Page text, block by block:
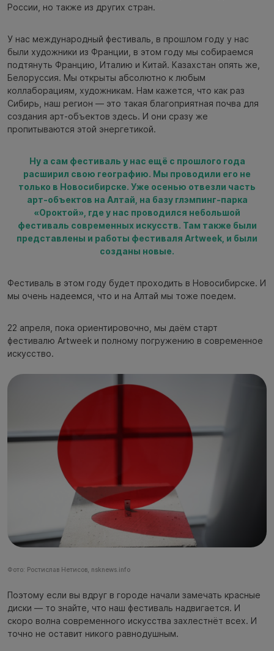
России, но также из других стран.
У нас международный фестиваль, в прошлом году у нас
были художники из Франции, в этом году мы собираемся
подтянуть Францию, Италию и Китай. Казахстан опять же,
Белоруссия. Мы открыты абсолютно к любым
коллаборациям, художникам. Нам кажется, что как раз
Сибирь, наш регион — это такая благоприятная почва для
создания арт-объектов здесь. И они сразу же
пропитываются этой энергетикой.
Ну а сам фестиваль у нас ещё с прошлого года
расширил свою географию. Мы проводили его не
только в Новосибирске. Уже осенью отвезли часть
арт-объектов на Алтай, на базу глэмпинг-парка
«Ороктой», где у нас проводился небольшой
фестиваль современных искусств. Там также были
представлены и работы фестиваля Artweek, и были
созданы новые.
Фестиваль в этом году будет проходить в Новосибирске. И
мы очень надеемся, что и на Алтай мы тоже поедем.
22 апреля, пока ориентировочно, мы даём старт
фестивалю Artweek и полному погружению в современное
искусство.
Фото: Ростислав Нетисов, nsknews.info
Поэтому если вы вдруг в городе начали замечать красные
диски — то знайте, что наш фестиваль надвигается. И
скоро волна современного искусства захлестнёт всех. И
точно не оставит никого равнодушным.